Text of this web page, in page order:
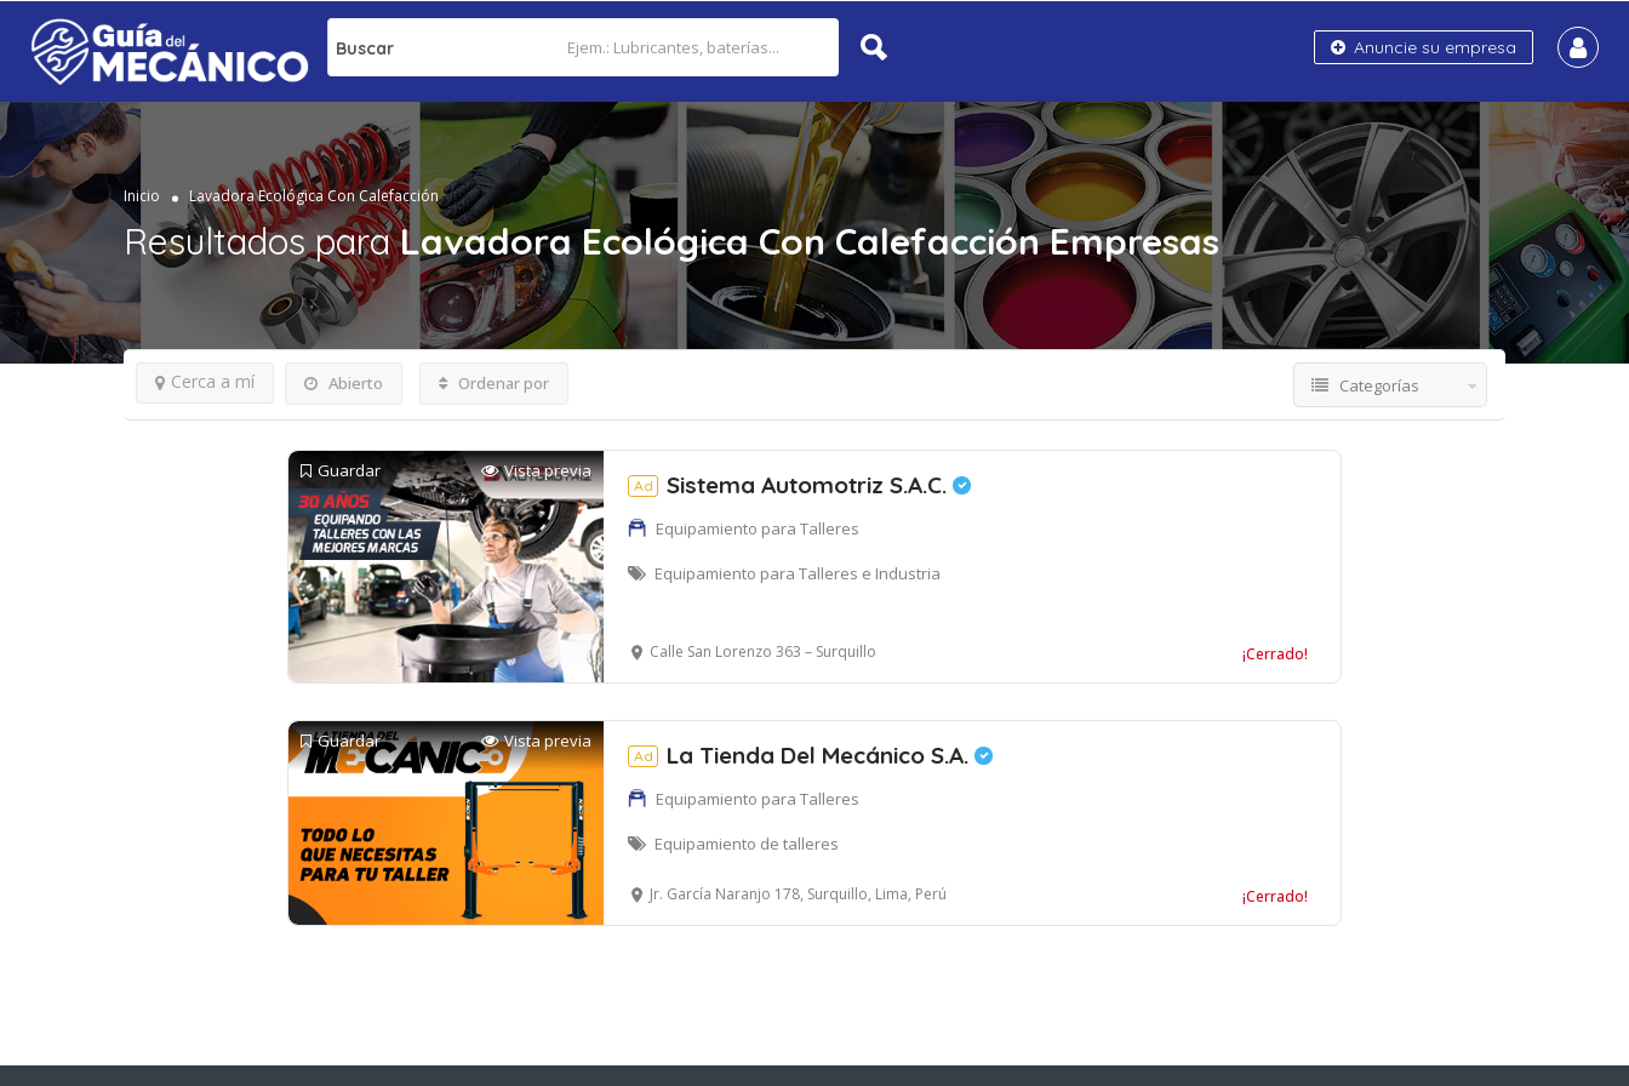
Buscar Anuncie su empresa
Inicio Lavadora Ecológica Con Calefacción
Resultados paraLavadora Ecológica Con Calefacción Empresas
Abierto
Cerca a mí Ordenar por Categorías
Guardar Vista previa
Ad Sistema Automotriz S.A.C.
Equipamiento para Talleres
Equipamiento para Talleres e Industria
Calle San Lorenzo 363 – Surquillo ¡Cerrado!
Guardar Vista previa
Ad La Tienda Del Mecánico S.A.
Equipamiento para Talleres
Equipamiento de talleres
Jr. García Naranjo 178, Surquillo, Lima, Perú ¡Cerrado!